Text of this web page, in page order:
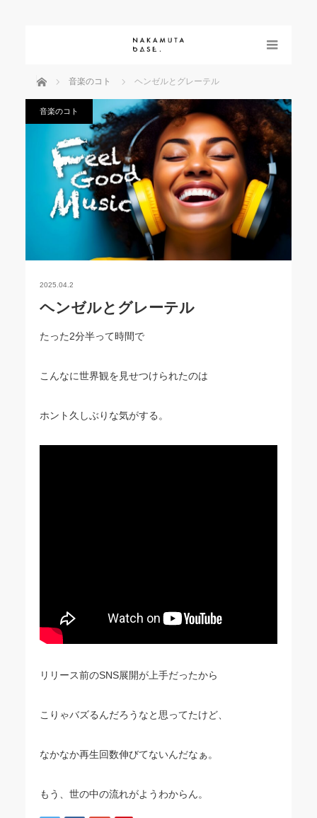
ホーム 音楽のコト ヘンゼルとグレーテル
音楽のコト
2025.04.2
ヘンゼルとグレーテル
たった2分半って時間で
こんなに世界観を見せつけられたのは
ホント久しぶりな気がする。
リリース前のSNS展開が上手だったから
こりゃバズるんだろうなと思ってたけど、
なかなか再生回数伸びてないんだなぁ。
もう、世の中の流れがようわからん。